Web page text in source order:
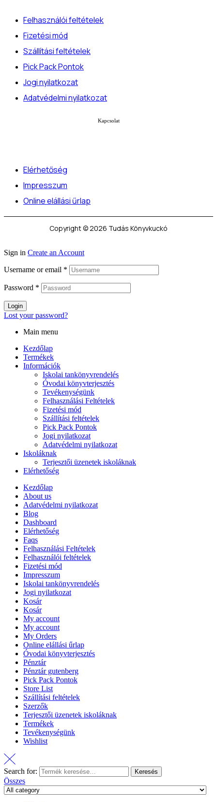
Felhasználói feltételek
Fizetési mód
Szállítási feltételek
Pick Pack Pontok
Jogi nyilatkozat
Adatvédelmi nyilatkozat
Kapcsolat
Elérhetőség
Impresszum
Online elállási űrlap
Copyright © 2026 Tudás Könyvkuckó
Sign in Create an Account
Username or email *
Password *
Login
Lost your password?
Main menu
Kezdőlap
Termékek
Információk
Iskolai tankönyvrendelés
Óvodai könyvterjesztés
Tevékenységünk
Felhasználási Feltételek
Fizetési mód
Szállítási feltételek
Pick Pack Pontok
Jogi nyilatkozat
Adatvédelmi nyilatkozat
Iskoláknak
Terjesztői üzenetek iskoláknak
Elérhetőség
Kezdőlap
About us
Adatvédelmi nyilatkozat
Blog
Dashboard
Elérhetőség
Faqs
Felhasználási Feltételek
Felhasználói feltételek
Fizetési mód
Impresszum
Iskolai tankönyvrendelés
Jogi nyilatkozat
Kosár
Kosár
My account
My account
My Orders
Online elállási űrlap
Óvodai könyvterjesztés
Pénztár
Pénztár gutenberg
Pick Pack Pontok
Store List
Szállítási feltételek
Szerzők
Terjesztői üzenetek iskoláknak
Termékek
Tevékenységünk
Wishlist
Search for: Keresés
Összes